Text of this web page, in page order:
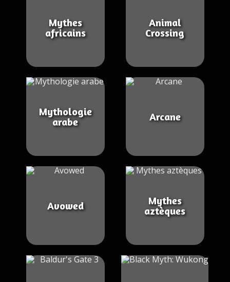
Mythes
africains
Animal
Crossing
Mythologie
arabe
Arcane
Avowed
Mythes
aztèques